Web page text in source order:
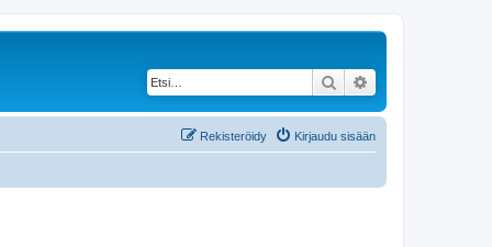
Etsi
Kirjaudu sisään
Rekisteröidy